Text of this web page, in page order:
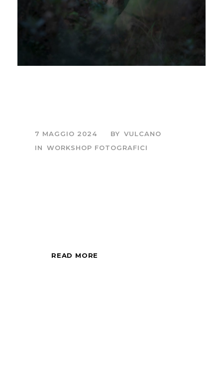
7 MAGGIO 2024 BY VULCANO
IN
WORKSHOP FOTOGRAFICI
READ MORE